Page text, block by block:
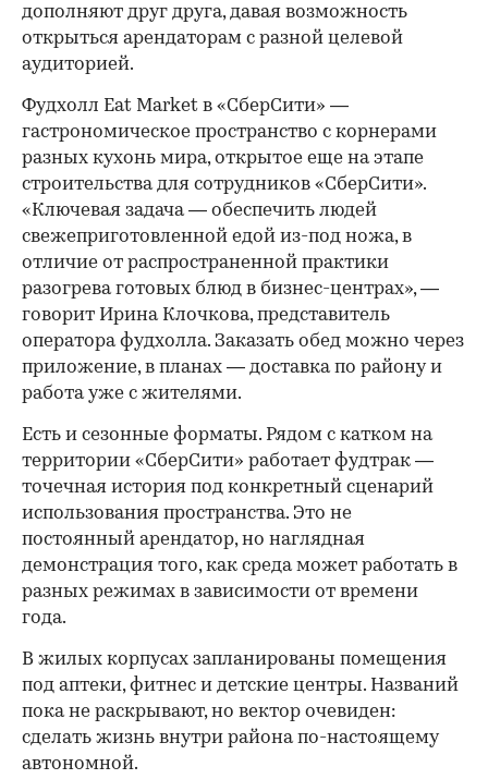
дополняют друг друга, давая возможность
открыться арендаторам с разной целевой
аудиторией.
Фудхолл Eat Market в «СберСити» —
гастрономическое пространство с корнерами
разных кухонь мира, открытое еще на этапе
строительства для сотрудников «СберСити».
«Ключевая задача — обеспечить людей
свежеприготовленной едой из-под ножа, в
отличие от распространенной практики
разогрева готовых блюд в бизнес-центрах», —
говорит Ирина Клочкова, представитель
оператора фудхолла. Заказать обед можно через
приложение, в планах — доставка по району и
работа уже с жителями.
Есть и сезонные форматы. Рядом с катком на
территории «СберСити» работает фудтрак —
точечная история под конкретный сценарий
использования пространства. Это не
постоянный арендатор, но наглядная
демонстрация того, как среда может работать в
разных режимах в зависимости от времени
года.
В жилых корпусах запланированы помещения
под аптеки, фитнес и детские центры. Названий
пока не раскрывают, но вектор очевиден:
сделать жизнь внутри района по-настоящему
автономной.